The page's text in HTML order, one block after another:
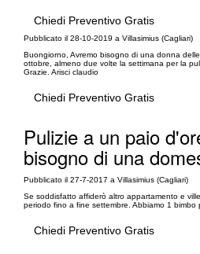
Chiedi Preventivo Gratis
Pubblicato il 28-10-2019 a Villasimius (Cagliari)
Buongiorno, Avremo bisogno di una donna
ottobre, almeno due volte la settimana per la
Grazie. Arisci claudio
Chiedi Preventivo Gratis
Pulizie a un paio
bisogno di una
Pubblicato il 27-7-2017 a Villasimius (Cagliari)
Se soddisfatto affiderò altro appartamento e
periodo fino a fine settembre. Abbiamo 1 bimbo
Chiedi Preventivo Gratis